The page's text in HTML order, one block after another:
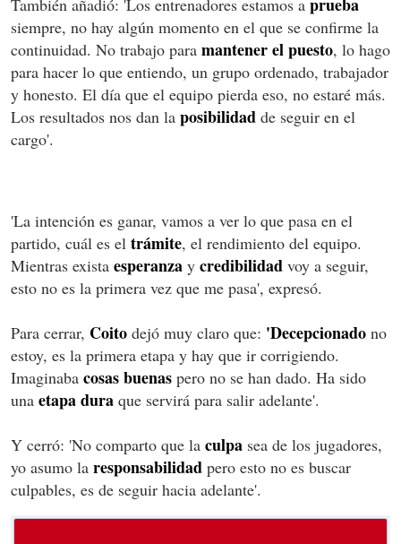
siempre, no hay algún momento en el que se confirme la
continuidad. No trabajo para mantenerel puesto, lo hago
para hacer lo que entiendo, un grupo ordenado, trabajador
y honesto. El día que el equipo pierda eso, no estaré más.
Los resultados nos dan la posibilidad de seguir en el
cargo'.
'La intención es ganar, vamos a ver lo que pasa en el
partido, cuál es el trámite, el rendimiento del equipo.
Mientras exista esperanza y credibilidad voy a seguir,
esto no es la primera vez que me pasa', expresó.
Para cerrar, Coito dejó muy claro que: 'Decepcionado no
estoy, es la primera etapa y hay que ir corrigiendo.
Imaginaba cosas buenas pero no se han dado. Ha sido
una etapa dura que servirá para salir adelante'.
Y cerró: 'No comparto que la culpa sea de los jugadores,
yo asumo la responsabilidad pero esto no es buscar
culpables, es de seguir hacia adelante'.